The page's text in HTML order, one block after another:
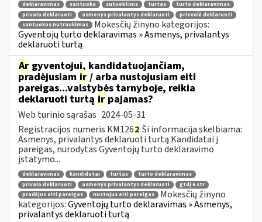
deklaravimas santuoka sutuoktinis turtas
turto deklaravimas
privalo deklaruoti
asmenys privalantys deklaruoti
prievolė deklaruoti
santuokos nutraukimas
Mokesčių žinyno kategorijos:
Gyventojų turto deklaravimas » Asmenys, privalantys
deklaruoti turtą
Ar gyventojui, kandidatuojančiam,
pradėjusiam ir / arba nustojusiam eiti
pareigas...valstybės tarnyboje, reikia
deklaruoti turtą ir pajamas?
Web turinio sąrašas 2024-05-31
Registracijos numeris KM1262 Ši informacija skelbiama:
Asmenys, privalantys deklaruoti turtą Kandidatai į
pareigas, nurodytas Gyventojų turto deklaravimo
įstatymo...
deklaravimas kandidatai turtas
turto deklaravimas
privalo deklaruoti
asmenys privalantys deklaruoti
gtdį 6 str
pradėjus eiti pareigas
nustojus eiti pareigas
Mokesčių žinyno
kategorijos:Gyventojų turto deklaravimas » Asmenys,
privalantys deklaruoti turtą